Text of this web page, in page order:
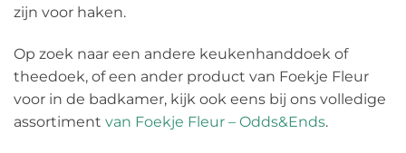
zijn voor haken.
Op zoek naar een andere keukenhanddoek of
theedoek, of een ander product van Foekje Fleur
voor in de badkamer, kijk ook eens bij ons volledige
assortiment van Foekje Fleur – Odds&Ends.